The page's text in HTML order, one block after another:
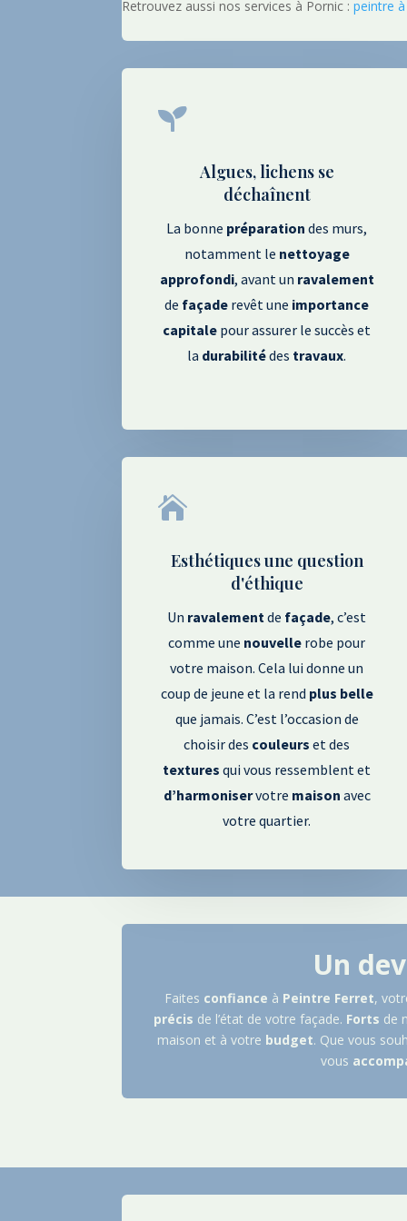
Retrouvez aussi nos services à Pornic :peintre

Algues, lichens se
déchaînent
La bonne préparation des murs,
notamment le nettoyage
approfondi, avant un ravalement
de façade revêt une importance
capitale pour assurer le succès et
la durabilitédes travaux.

Esthétiques une question
d'éthique
Un ravalement de façade, c’est
comme une nouvelle robe pour
votre maison. Cela lui donne un
coup de jeune et la rend plus belle
que jamais. C’est l’occasion de
choisir des couleurs et des
textures qui vous ressemblent et
d’harmoniservotre maison avec
votre quartier.
Un
Faites confiance à Peintre Ferret,
précis de l’état de votre façade. Forts de
maison et à votre budget. Que vous
vous